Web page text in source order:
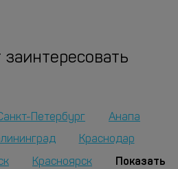
Петербург
Анапа
Краснодар
Красноярск
Показать